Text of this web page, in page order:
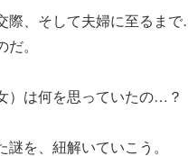
際、そして夫婦に至るま
。
）は何を思っていたの…？
を、紐解いていこう。